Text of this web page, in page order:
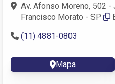
Av. Afonso Moreno, 502 -
Francisco Morato - SP
(11) 4881-0803
Mapa